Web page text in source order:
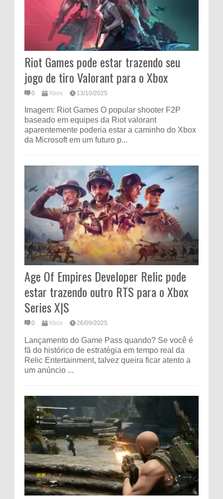
Riot Games pode estar trazendo seu
jogo de tiro Valorant para o Xbox
0 Xbox 13/10/2025
Imagem: Riot Games O popular shooter F2P
baseado em equipes da Riot valorant
aparentemente poderia estar a caminho do Xbox
da Microsoft em um futuro p...
Age Of Empires Developer Relic pode
estar trazendo outro RTS para o Xbox
Series X|S
0 Xbox 26/09/2025
Lançamento do Game Pass quando? Se você é
fã do histórico de estratégia em tempo real da
Relic Entertainment, talvez queira ficar atento a
um anúncio ...